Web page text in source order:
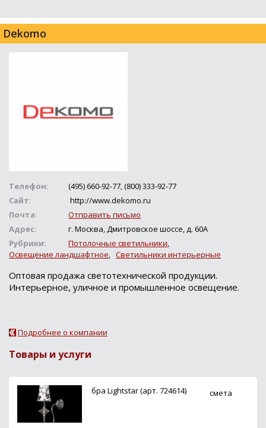
Dekomo
Телефон:
(495) 660-92-77, (800) 333-92-77
Сайт:
http://www.dekomo.ru
Почта:
Отправить письмо
Адрес:
г. Москва, Дмитровское шоссе, д. 60А
Рубрики:
Потолочные светильники,
Освещение ландшафтное, Светильники интерьерные
Оптовая продажа светотехнической продукции.
Интерьерное, уличное и промышленное освещение.
Подробнее о компании
Товары и услуги
бра Lightstar (арт. 724614) смета